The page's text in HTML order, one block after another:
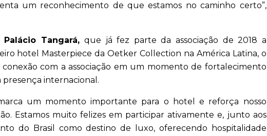
um reconhecimento de que estamos no caminho certo”,
Palácio Tangará,que já fez parte da associação de 2018 a
hotel Masterpiece da Oetker Collection na América Latina, o
com a associação em um momento de fortalecimento
presença internacional.
um momento importante para o hotel e reforça nosso
Estamos muito felizes em participar ativamente e, junto aos
do Brasil como destino de luxo, oferecendo hospitalidade